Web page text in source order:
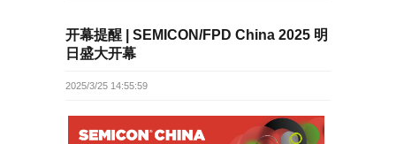
开幕提醒 | SEMICON/FPD China 2025 明
日盛大开幕
2025/3/25 14:55:59